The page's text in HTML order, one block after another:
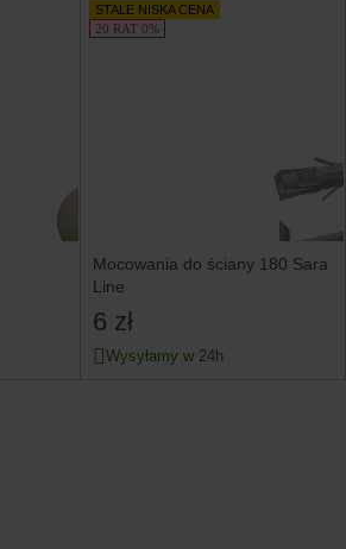
STALE NISKA CENA
20 RAT 0%
Mocowania do ściany 180 Sara
Line
6 zł
Wysyłamy w 24h